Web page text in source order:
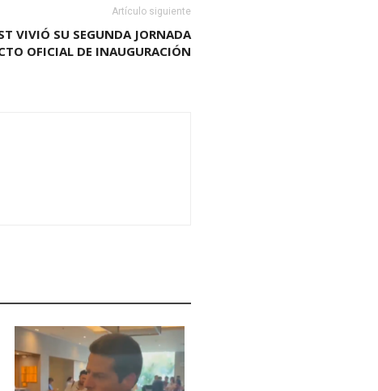
Artículo siguiente
VIVIÓ SU SEGUNDA JORNADA
OFICIAL DE INAUGURACIÓN